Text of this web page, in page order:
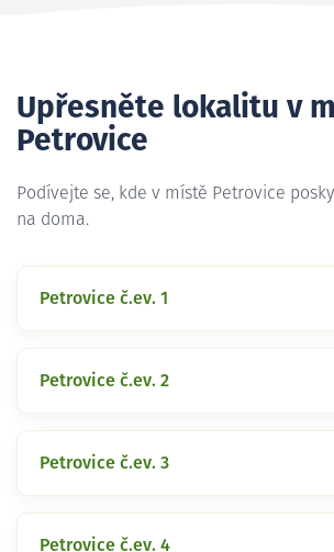
Upřesněte lokalitu v
Petrovice
Podívejte se, kde v místě Petrovice
na doma.
Petrovice č.ev. 1
Petrovice č.ev. 2
Petrovice č.ev. 3
Petrovice č.ev. 4